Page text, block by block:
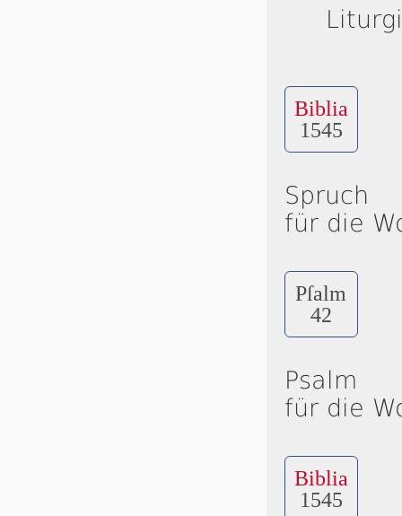
Biblia
1545
Spruch
für die
Pſalm
42
Psalm
für die
Biblia
1545